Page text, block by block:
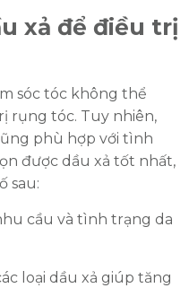
xả để điều trị
sóc tóc không thể
rụng tóc. Tuy nhiên,
phù hợp với tình
được dầu xả tốt nhất,
sau:
cầu và tình trạng da
loại dầu xả giúp tăng
tiếp 24/7: